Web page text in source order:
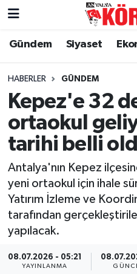
Gündem Siyaset
HABERLER GÜNDEM
Kepez'e 32
ortaokul
tarihi belli
Antalya'nın Kepez
yeni ortaokul için ihale
Yatırım İzleme ve
tarafından
yapılacak.
08.07.2026 - 05:21
YAYINLANMA
Gündem
Siyaset
Yerel Yönetim
Ekonomi
Spor
Yaşam
Asayiş
Dünya
Nöbetçi Eczaneler
Hava Durumu
Trafik Durumu
Süper Lig Puan
Tüm Manşetler
Son Dakika Haberleri
Haber Arşivi